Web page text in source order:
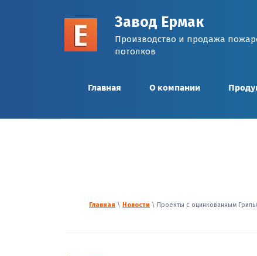
Завод Ермак
Производство и продажа
потолков
Главная О компании
Главная \ Новости \ Проекты с оцинкованным